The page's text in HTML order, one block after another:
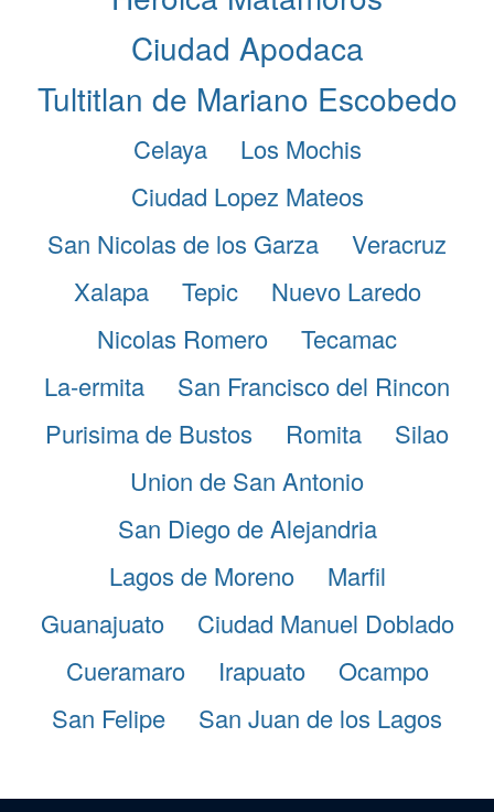
Ciudad Apodaca
Tultitlan de Mariano Escobedo
Celaya
Los Mochis
Ciudad Lopez Mateos
San Nicolas de los Garza
Veracruz
Xalapa
Tepic
Nuevo Laredo
Nicolas Romero
Tecamac
La-ermita
San Francisco del Rincon
Purisima de Bustos
Romita
Silao
Union de San Antonio
San Diego de Alejandria
Lagos de Moreno
Marfil
Guanajuato
Ciudad Manuel Doblado
Cueramaro
Irapuato
Ocampo
San Felipe
San Juan de los Lagos